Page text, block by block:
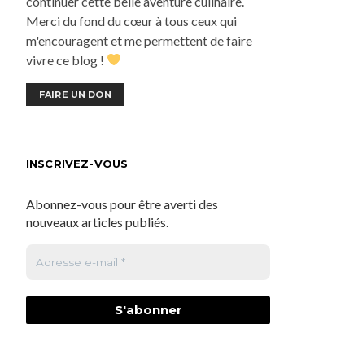
Merci du fond du cœur à tous ceux qui
m'encouragent et me permettent de faire
vivre ce blog !
FAIRE UN DON
INSCRIVEZ-VOUS
Abonnez-vous pour être averti des
nouveaux articles publiés.